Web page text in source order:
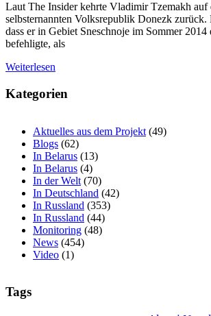
Laut The Insider kehrte Vladimir Tzemakh auf
selbsternannten Volksrepublik Donezk zurück.
dass er in Gebiet Sneschnoje im Sommer
befehligte, als
Weiterlesen
Kategorien
Aktuelles aus dem Projekt (49)
Blogs (62)
In Belarus (13)
In Belarus (4)
In der Welt (70)
In Deutschland (42)
In Russland (353)
In Russland (44)
Monitoring (48)
News (454)
Video (1)
Tags